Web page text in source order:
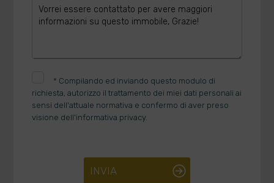
* Compilando ed inviando questo modulo di
richiesta, autorizzo il trattamento dei miei dati personali ai
sensi dell'attuale normativa e confermo di aver preso
visione dell'informativa privacy.
INVIA